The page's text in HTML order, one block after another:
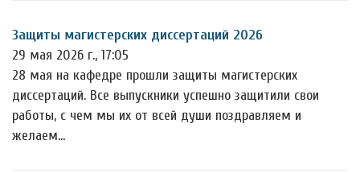
Защиты магистерских диссертаций 2026
29 мая 2026 г., 17:05
28 мая на кафедре прошли защиты магистерских
диссертаций. Все выпускники успешно защитили свои
работы, с чем мы их от всей души поздравляем и
желаем…